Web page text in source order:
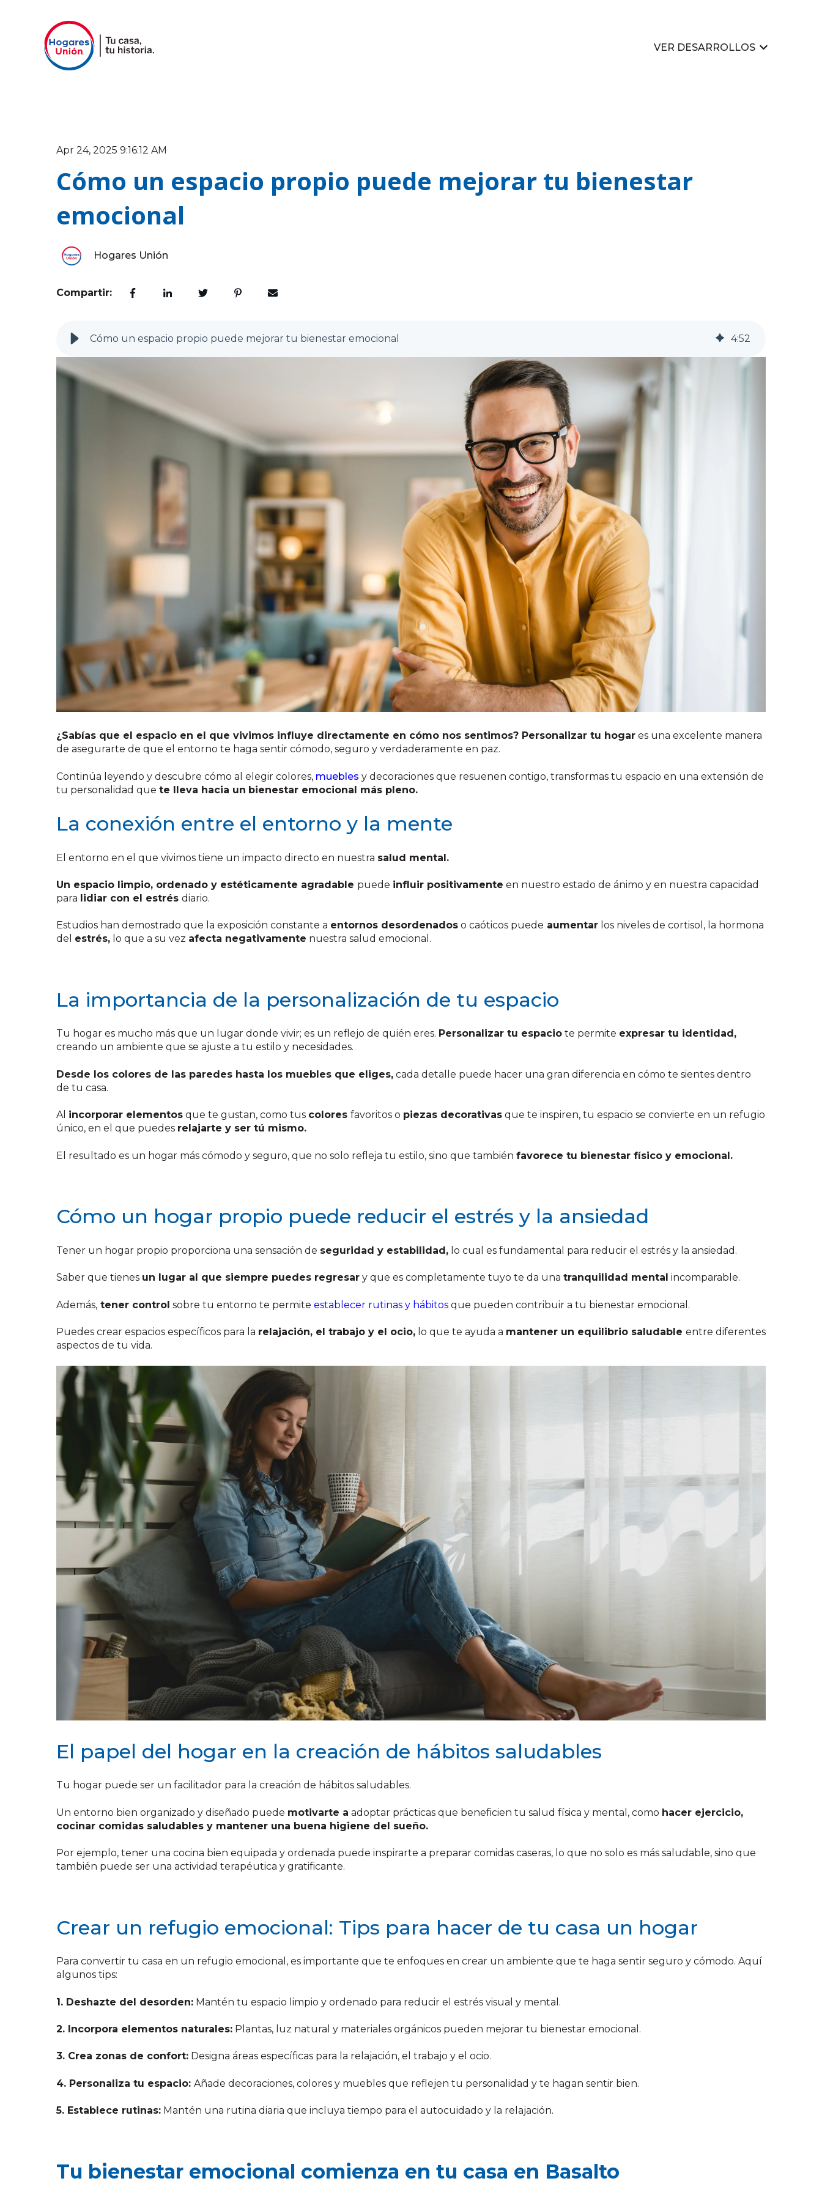
VER DESARROLLOS
Mostrar
Apr 24, 2025 9:16:12 AM
Cómo un espacio propio puede mejorar tu bienestar
emocional
Hogares Unión
Compartir:
Cómo un espacio propio puede mejorar tu bienestar emocional 4:52
¿Sabías que el espacio en el que vivimos influye directamente en cómo nos sentimos? Personalizar tu hogar es una excelente manera
de asegurarte de que el entorno te haga sentir cómodo, seguro y verdaderamente en paz.
Continúa leyendo y descubre cómo al elegir colores, muebles y decoraciones que resuenen contigo, transformas tu espacio en una extensión de
tu personalidad que te lleva hacia un bienestar emocional más pleno.
La conexión entre el entorno y la mente
El entorno en el que vivimos tiene un impacto directo en nuestra salud mental.
Un espacio limpio, ordenado y estéticamente agradable puede influir positivamente en nuestro estado de ánimo y en nuestra capacidad
para lidiar con el estrés diario.
Estudios han demostrado que la exposición constante a entornos desordenados o caóticos puede aumentar los niveles de cortisol, la hormona
del estrés, lo que a su vez afecta negativamente nuestra salud emocional.
La importancia de la personalización de tu espacio
Tu hogar es mucho más que un lugar donde vivir; es un reflejo de quién eres. Personalizar tu espacio te permite expresar tu identidad,
creando un ambiente que se ajuste a tu estilo y necesidades.
Desde los colores de las paredes hasta los muebles que eliges, cada detalle puede hacer una gran diferencia en cómo te sientes dentro
de tu casa.
Al incorporar elementos que te gustan, como tus colores favoritos o piezas decorativas que te inspiren, tu espacio se convierte en un refugio
único, en el que puedes relajarte y ser tú mismo.
El resultado es un hogar más cómodo y seguro, que no solo refleja tu estilo, sino que también favorece tu bienestar físico y emocional.
Cómo un hogar propio puede reducir el estrés y la ansiedad
Tener un hogar propio proporciona una sensación de seguridad y estabilidad, lo cual es fundamental para reducir el estrés y la ansiedad.
Saber que tienes un lugar al que siempre puedes regresar y que es completamente tuyo te da una tranquilidad mental incomparable.
Además, tener control sobre tu entorno te permite establecer rutinas y hábitos que pueden contribuir a tu bienestar emocional.
Puedes crear espacios específicos para la relajación, el trabajo y el ocio, lo que te ayuda a mantener un equilibrio saludable entre diferentes
aspectos de tu vida.
El papel del hogar en la creación de hábitos saludables
Tu hogar puede ser un facilitador para la creación de hábitos saludables.
Un entorno bien organizado y diseñado puede motivarte a adoptar prácticas que beneficien tu salud física y mental, como hacer ejercicio,
cocinar comidas saludables y mantener una buena higiene del sueño.
Por ejemplo, tener una cocina bien equipada y ordenada puede inspirarte a preparar comidas caseras, lo que no solo es más saludable, sino que
también puede ser una actividad terapéutica y gratificante.
Crear un refugio emocional: Tips para hacer de tu casa un hogar
Para convertir tu casa en un refugio emocional, es importante que te enfoques en crear un ambiente que te haga sentir seguro y cómodo. Aquí
algunos tips:
1. Deshazte del desorden: Mantén tu espacio limpio y ordenado para reducir el estrés visual y mental.
2. Incorpora elementos naturales: Plantas, luz natural y materiales orgánicos pueden mejorar tu bienestar emocional.
3. Crea zonas de confort: Designa áreas específicas para la relajación, el trabajo y el ocio.
4. Personaliza tu espacio: Añade decoraciones, colores y muebles que reflejen tu personalidad y te hagan sentir bien.
5. Establece rutinas: Mantén una rutina diaria que incluya tiempo para el autocuidado y la relajación.
Tu bienestar emocional comienza en tu casa en Basalto